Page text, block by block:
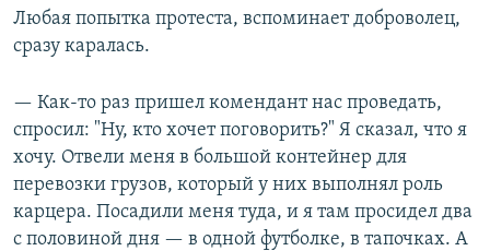
а
д
р
е
Любая попытка протеста, вспоминает доброволец,
сразу каралась.
— Как-то раз пришел комендант нас проведать,
спросил: "Ну, кто хочет поговорить?" Я сказал, что я
хочу. Отвели меня в большой контейнер для
перевозки грузов, который у них выполнял роль
карцера. Посадили меня туда, и я там просидел два
с половиной дня — в одной футболке, в тапочках. А